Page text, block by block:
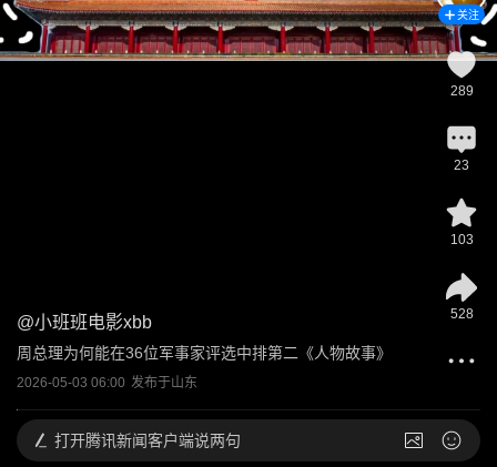
@小班班电影xbb
周总理为何能在36位军事家评选中排第二《人物故事》
2026-05-03 06:00 发布于山东
关注
289
23
103
528
打开腾讯新闻客户端说两句